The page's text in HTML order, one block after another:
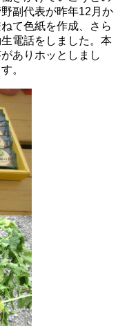
副代表が昨年12月か
て色紙を作成、さら
電話をしました。本
ありホッとしまし
。